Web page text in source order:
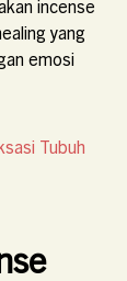
incense
yang
emosi
Tubuh